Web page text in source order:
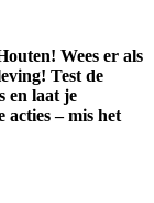
Wees er als
Test de
en laat je
acties – mis het